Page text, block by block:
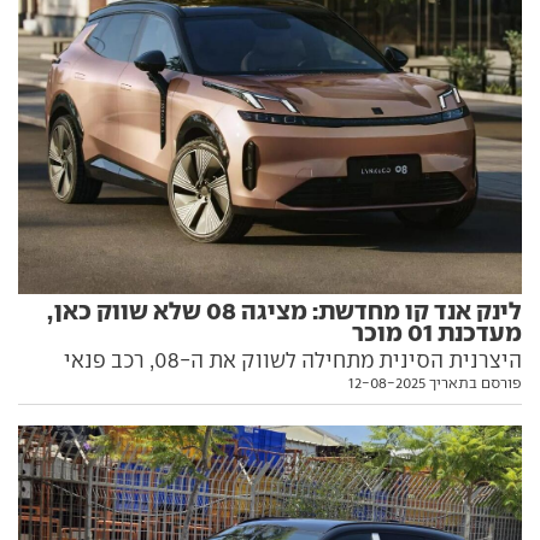
לינק אנד קו מחדשת: מציגה 08 שלא שווק כאן,
מעדכנת 01 מוכר
היצרנית הסינית מתחילה לשווק את ה-08, רכב פנאי
מבעבר. כל הפרטים בפנים
פורסם בתאריך 12-08-2025